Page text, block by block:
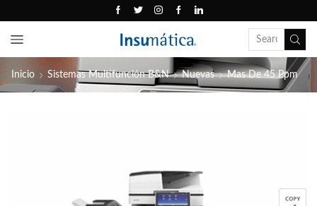
Inicio Sistemas Multifunción B&N Nuevas Mas De 45 Ppm